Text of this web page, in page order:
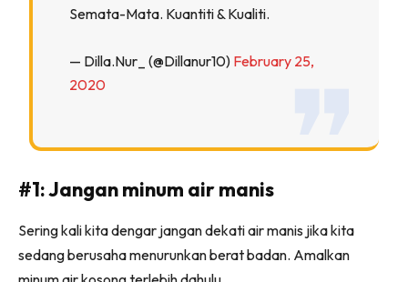
Semata-Mata. Kuantiti & Kualiti.
— Dilla.nur_ (@dillanur10) February 25,
2020
#1: Jangan minum air manis
Sering kali kita dengar jangan dekati air manis jika kita
sedang berusaha menurunkan berat badan. Amalkan